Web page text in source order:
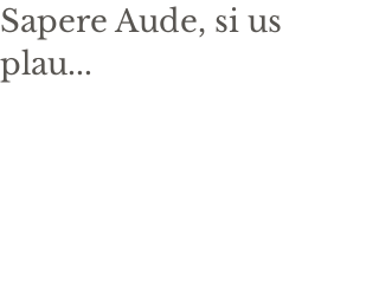
Sapere Aude, si us
plau...